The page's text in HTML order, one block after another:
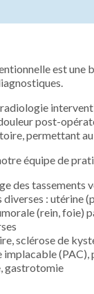
est une
post-
permettant
équipe de
des
: utérine
(rein, foie)
sclérose de
implacable (PAC),
gastrotomie